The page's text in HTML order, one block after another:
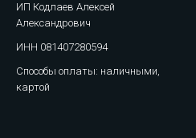
ИП Кодлаев Алексей
Александрович
ИНН 081407280594
Способы оплаты: наличными,
картой